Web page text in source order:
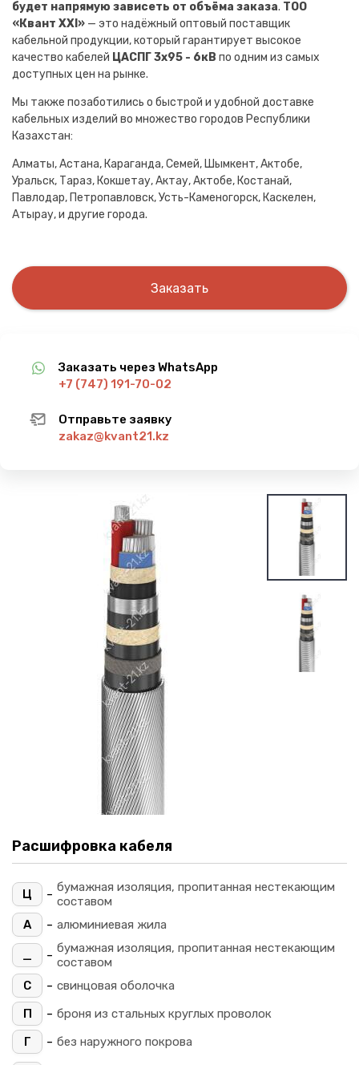
будет напрямую зависеть от объёма заказа. ТОО
«Квант XXI» — это надёжный оптовый поставщик
кабельной продукции, который гарантирует высокое
качество кабелей ЦАСПГ 3х95 - 6кВ по одним из самых
доступных цен на рынке.
Мы также позаботились о быстрой и удобной доставке
кабельных изделий во множество городов Республики
Казахстан:
Алматы, Астана, Караганда, Семей, Шымкент, Актобе,
Уральск, Тараз, Кокшетау, Актау, Актобе, Костанай,
Павлодар, Петропавловск, Усть-Каменогорск, Каскелен,
Атырау, и другие города.
Заказать
Заказать через WhatsApp
+7 (747) 191-70-02
Отправьте заявку
zakaz@kvant21.kz
Расшифровка кабеля
Ц - бумажная изоляция, пропитанная нестекающим
составом
А
- алюминиевая жила
_ - бумажная изоляция, пропитанная нестекающим
составом
С
- свинцовая оболочка
П
- броня из стальных круглых проволок
Г
- без наружного покрова